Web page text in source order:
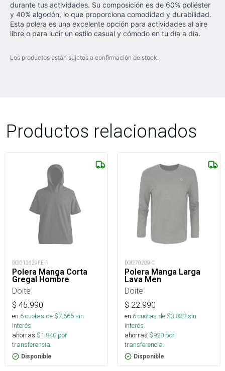
durante tus actividades. Su composición es de 60% poliéster
y 40% algodón, lo que proporciona comodidad y durabilidad.
Esta polera es una excelente opción para actividades al aire
libre o para lucir un estilo casual y cómodo en tu día a día.
Los productos están sujetos a confirmación de stock.
Productos relacionados
DOI012629FE-R
Polera Manga Corta
Gregal Hombre
Doite
$ 45.990
en 6cuotas de $7.665sin
interés
ahorras $1.840 por
transferencia.
Disponible
DOI270209-C
Polera Manga Larga
Lava Men
Doite
$ 22.990
en 6cuotas de $3.832sin
interés
ahorras $920 por
transferencia.
Disponible